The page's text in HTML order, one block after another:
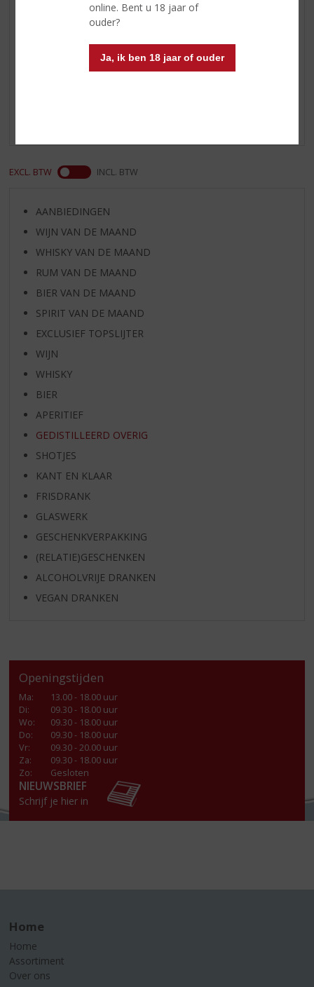
online. Bent u 18 jaar of
ouder?
Ja, ik ben 18 jaar of ouder
waarin jenever verwerkt is.
Reviews
EXCL. BTW INCL. BTW
AANBIEDINGEN
WIJN VAN DE MAAND
WHISKY VAN DE MAAND
RUM VAN DE MAAND
BIER VAN DE MAAND
SPIRIT VAN DE MAAND
EXCLUSIEF TOPSLIJTER
WIJN
WHISKY
BIER
APERITIEF
GEDISTILLEERD OVERIG
SHOTJES
KANT EN KLAAR
FRISDRANK
GLASWERK
GESCHENKVERPAKKING
(RELATIE)GESCHENKEN
ALCOHOLVRIJE DRANKEN
VEGAN DRANKEN
Openingstijden
Ma:
13.00 - 18.00 uur
Di:
09.30 - 18.00 uur
Wo:
09.30 - 18.00 uur
Do:
09.30 - 18.00 uur
Vr:
09.30 - 20.00 uur
Za:
09.30 - 18.00 uur
Zo:
Gesloten
NIEUWSBRIEF
Schrijf je hier in
Home
Home
Assortiment
Over ons